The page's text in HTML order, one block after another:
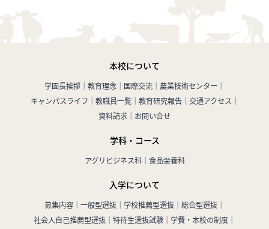
本校について
学園長挨拶 教育理念 国際交流
農業技術センター
キャンパスライフ
教職員一覧 教育研究報告
交通アクセス
資料請求
お問い合せ
学科・コース
アグリビジネス科 食品栄養科
入学について
募集内容 一般型選抜 学校推薦型選抜
総合型選抜
社会人自己推薦型選抜
特待生選抜試験
学費・本校の制度